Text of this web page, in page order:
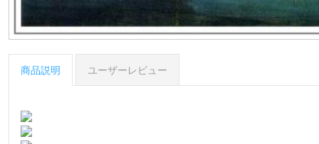
商品説明 ユーザーレビュー